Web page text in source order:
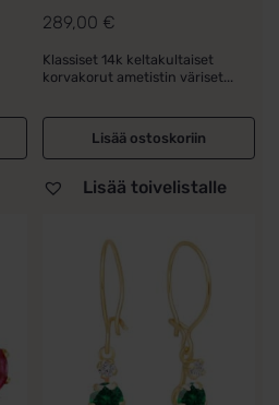
289,00 €
Klassiset 14k keltakultaiset
korvakorut ametistin väriset...
Lisää ostoskoriin
Lisää toivelistalle